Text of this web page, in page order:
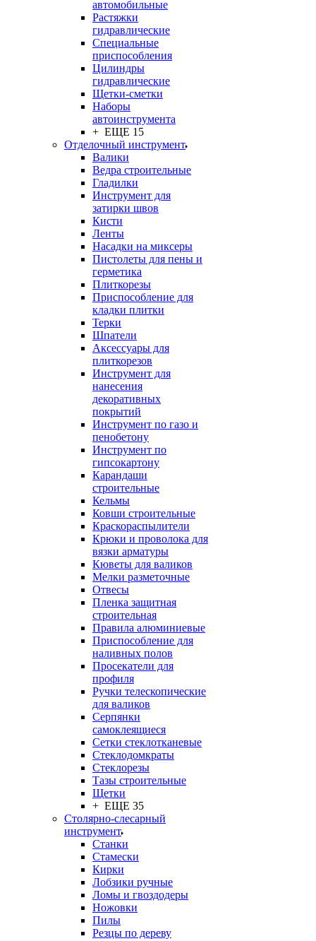
автомобильные
Растяжки
гидравлические
Специальные
приспособления
Цилиндры
гидравлические
Щетки-сметки
Наборы
автоинструмента
+ ЕЩЕ 15
Отделочный инструмент
Валики
Ведра строительные
Гладилки
Инструмент для
затирки швов
Кисти
Ленты
Насадки на миксеры
Пистолеты для пены и
герметика
Плиткорезы
Приспособление для
кладки плитки
Терки
Шпатели
Аксессуары для
плиткорезов
Инструмент для
нанесения
декоративных
покрытий
Инструмент по газо и
пенобетону
Инструмент по
гипсокартону
Карандаши
строительные
Кельмы
Ковши строительные
Краскораспылители
Крюки и проволока для
вязки арматуры
Кюветы для валиков
Мелки разметочные
Отвесы
Пленка защитная
строительная
Правила алюминиевые
Приспособление для
наливных полов
Просекатели для
профиля
Ручки телескопические
для валиков
Серпянки
самоклеящиеся
Сетки стеклотканевые
Стеклодомкраты
Стеклорезы
Тазы строительные
Щетки
+ ЕЩЕ 35
Столярно-слесарный
инструмент
Станки
Стамески
Кирки
Лобзики ручные
Ломы и гвоздодеры
Ножовки
Пилы
Резцы по дереву